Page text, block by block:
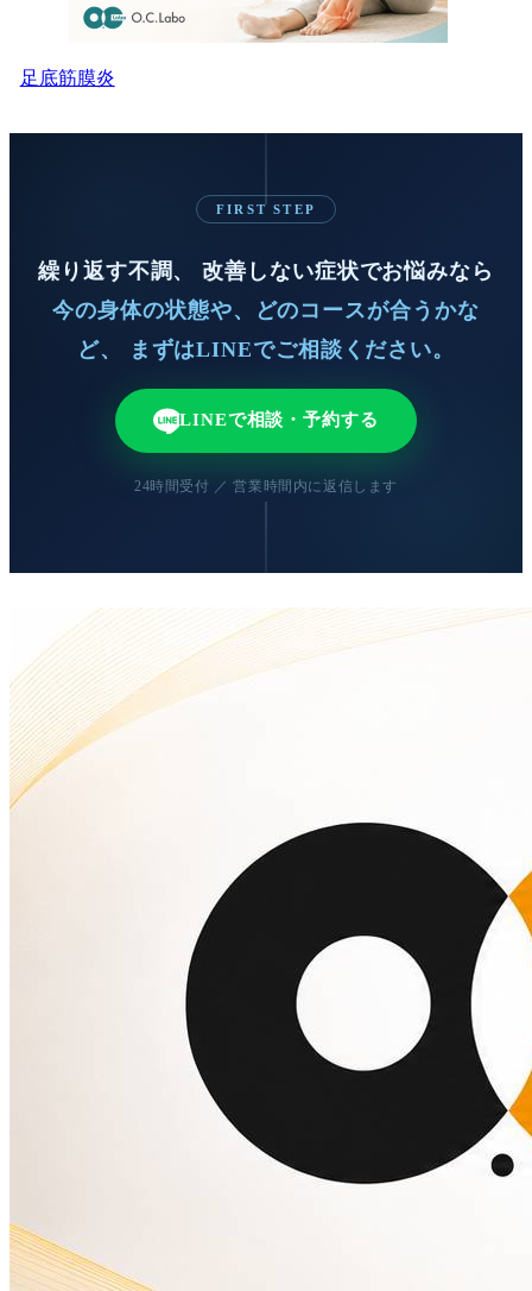
足底筋膜炎
FIRST STEP
繰り返す不調、 改善しない症状でお悩みなら
今の身体の状態や、どのコースが合うかな
ど、 まずはLINEでご相談ください。
LINEで相談・予約する
24時間受付 ／ 営業時間内に返信します